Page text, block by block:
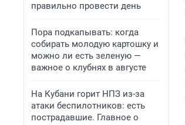
правильно провести день
Пора подкапывать: когда
собирать молодую картошку и
можно ли есть зеленую —
важное о клубнях в августе
На Кубани горит НПЗ из-за
атаки беспилотников: есть
пострадавшие. Главное о